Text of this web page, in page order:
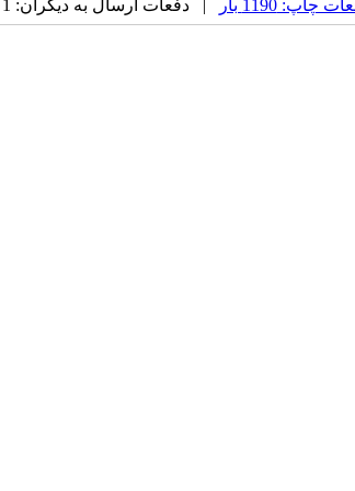
چاپ: 1190 بار | دفعات ارسال به دیگران: 1 بار |